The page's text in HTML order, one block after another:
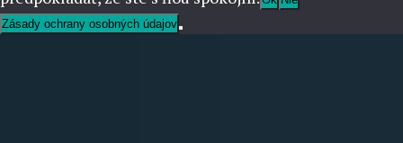
Zásady ochrany osobných údajov